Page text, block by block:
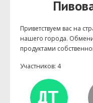
Приветствуем ваc на
нашего города.
продуктами
Участников: 4